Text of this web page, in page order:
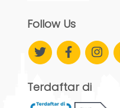
Follow Us
Terdaftar di